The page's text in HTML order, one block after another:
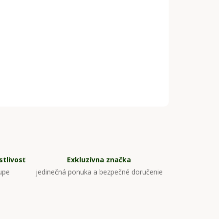
Exkluzívna značka
jedinečná ponuka a bezpečné doručenie